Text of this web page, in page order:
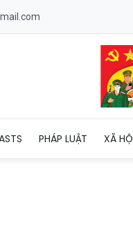
PHÁP LUẬT XÃ